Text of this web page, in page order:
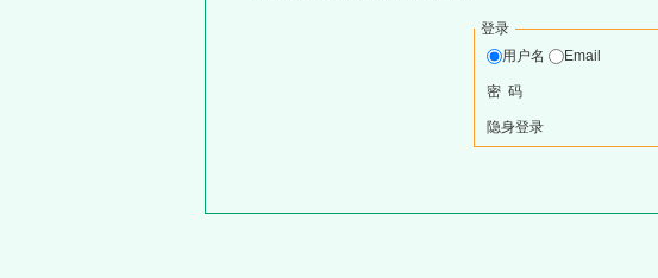
登录
用户名
Email
密 码
隐身登录